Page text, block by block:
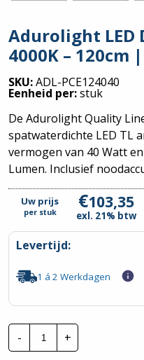
Adurolight LED
4000K – 120cm
SKU:ADL-PCE124040
Eenheid per:stuk
De Adurolight Quality
spatwaterdichte LED TL
vermogen van 40 Watt
Lumen. Inclusief
Uw prijs
per stuk €103,35
exl. 21% btw
Levertijd:
1 á 2 Werkdagen
-
Adurolight
LED
Dave
+